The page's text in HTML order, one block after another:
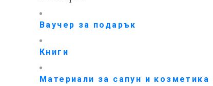
Ваучер за подарък
Книги
Материали за сапун и козметика